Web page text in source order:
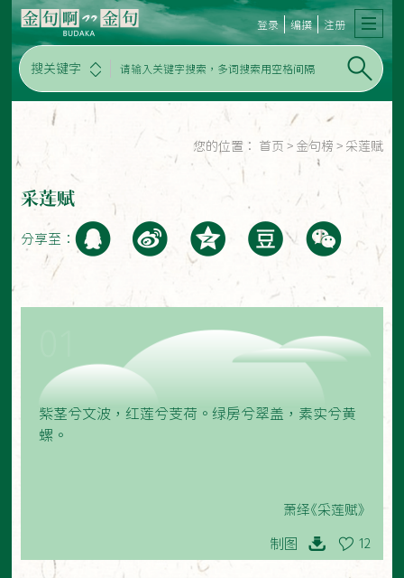
搜关键字
登录 编撰 注册
您的位置： 首页 > 金句榜 > 采莲赋
采莲赋
分享至：
紫茎兮文波，红莲兮芰荷。绿房兮翠盖，素实兮黄
螺。
萧绎《采莲赋》
制图 12